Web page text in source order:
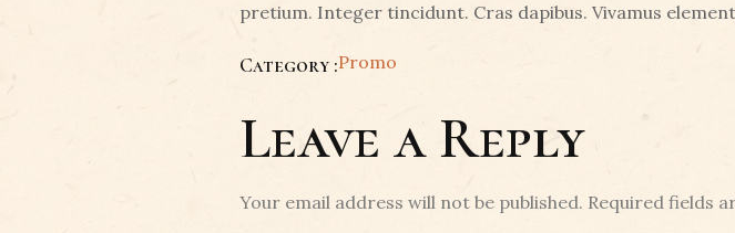
pretium. Integer tincidunt. Cras dapibus. Vivamus
Category :Promo
Leave a Reply
Your email address will not be published. Required fields